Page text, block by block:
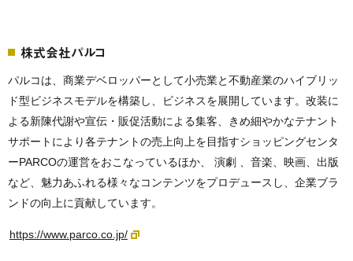
株式会社パルコ
パルコは、商業デベロッパーとして小売業と不動産業のハイブリッ
ド型ビジネスモデルを構築し、ビジネスを展開しています。改装に
よる新陳代謝や宣伝・販促活動による集客、きめ細やかなテナント
サポートにより各テナントの売上向上を目指すショッピングセンタ
ーPARCOの運営をおこなっているほか、 演劇 、音楽、映画、出版
など、魅力あふれる様々なコンテンツをプロデュースし、企業ブラ
ンドの向上に貢献しています。
https://www.parco.co.jp/